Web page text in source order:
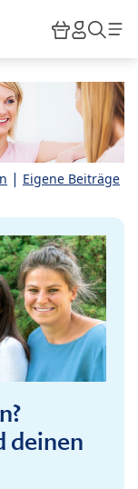
HiPP
| Eigene Beiträge
deinen